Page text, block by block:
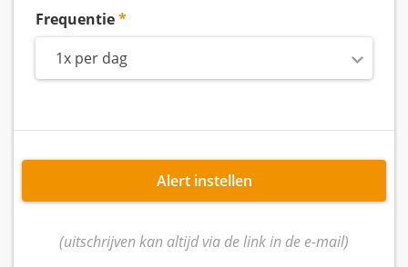
Frequentie
1x per dag
Alert instellen
(uitschrijven kan altijd via de link in de e-mail)